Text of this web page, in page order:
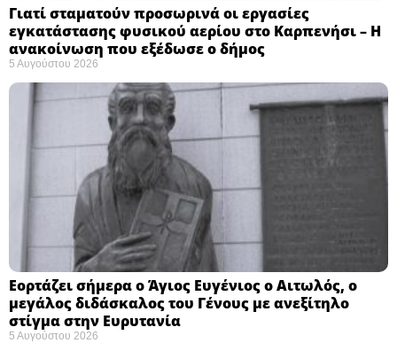
Γιατί σταματούν προσωρινά οι εργασίες
εγκατάστασης φυσικού αερίου στο Καρπενήσι – Η
ανακοίνωση που εξέδωσε ο δήμος
5 Αυγούστου 2026
Εορτάζει σήμερα ο Άγιος Ευγένιος ο Αιτωλός, ο
μεγάλος διδάσκαλος του Γένους με ανεξίτηλο
στίγμα στην Ευρυτανία
5 Αυγούστου 2026